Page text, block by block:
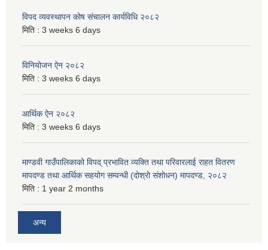
विपद व्यवस्थापन कोष संचालन कार्यविधि २०८२
मिति : 3 weeks 6 days
विनियोजन ऐन २०८२
मिति : 3 weeks 6 days
आर्थिक ऐन २०८२
मिति : 3 weeks 6 days
माण्डवी गाउँपालिकाको विपद् प्रभावित व्यक्ति तथा परिवारलाई राहत वितरण
मापदण्ड तथा आर्थिक सहयोग सम्वन्धी (दोश्रो संशोधन) मापदण्ड, २०८२
मिति : 1 year 2 months
अन्य